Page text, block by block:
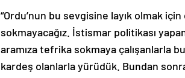
“Ordu’nun bu sevgisine layık olmak
sokmayacağız. İstismar politikası
aramıza tefrika sokmaya çalışanlarla
kardeş olanlarla yürüdük. Bundan